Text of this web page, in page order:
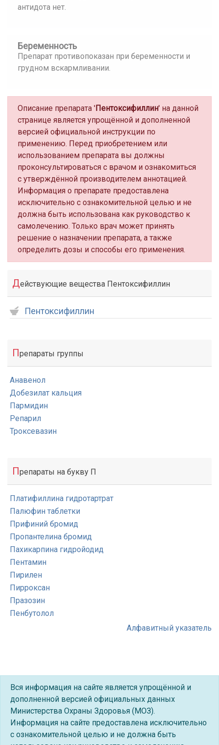
антидота нет.
Беременность
Препарат противопоказан при беременности и
грудном вскармливании.
Описание препарата 'Пентоксифиллин' на данной
странице является упрощённой и дополненной
версией официальной инструкции по
применению. Перед приобретением или
использованием препарата вы должны
проконсультироваться с врачом и ознакомиться
с утверждённой производителем аннотацией.
Информация о препарате предоставлена
исключительно с ознакомительной целью и не
должна быть использована как руководство к
самолечению. Только врач может принять
решение о назначении препарата, а также
определить дозы и способы его применения.
Действующие вещества Пентоксифиллин
Пентоксифиллин
Препараты группы
Анавенол
Добезилат кальция
Пармидин
Репарил
Троксевазин
Препараты на букву П
Платифиллина гидротартрат
Палюфин таблетки
Прифиний бромид
Пропантелина бромид
Пахикарпина гидройодид
Пентамин
Пирилен
Пирроксан
Празозин
Пенбутолол
Алфавитный указатель
Вся информация на сайте является упрощённой и
дополненной версией официальных данных
Министерства Охраны Здоровья (МОЗ).
Информация на сайте предоставлена исключительно
с ознакомительной целью и не должна быть